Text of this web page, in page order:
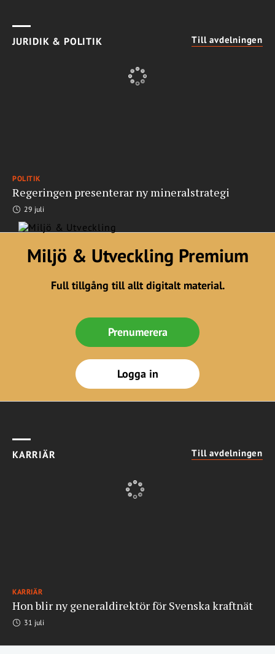
JURIDIK & POLITIK Till avdelningen
POLITIK
Regeringen presenterar ny mineralstrategi
29 juli
Miljö & Utveckling Premium
Full tillgång till allt digitalt material.
Prenumerera
Logga in
KARRIÄR Till avdelningen
KARRIÄR
Hon blir ny generaldirektör för Svenska kraftnät
31 juli